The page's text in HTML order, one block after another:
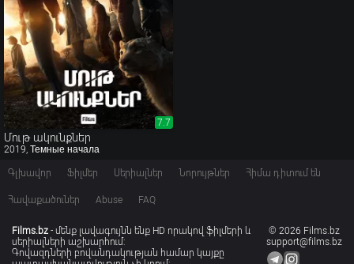
7.7
7.7
Մութ ակունքներ
2019, Темные начала
Գլխավոր Ֆիլմեր Սերիալներ Նորույթներ Հիմա դիտում են
Հավաքածուներ Abuse FAQ
© 2026 Films.bz
support@films.bz
Films.bz - մենք լավագույնն ենք HD որակով ֆիլմերի և
սերիալների աշխարհում:
Գովազդների բովանդակության համար կայքը